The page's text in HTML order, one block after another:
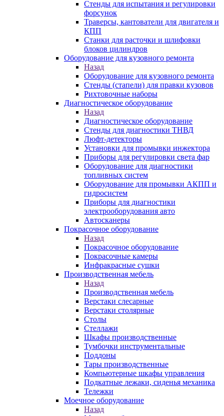
Стенды для испытания и регулировки
форсунок
Траверсы, кантователи для двигателя и
КПП
Станки для расточки и шлифовки
блоков цилиндров
Оборудование для кузовного ремонта
Назад
Оборудование для кузовного ремонта
Стенды (стапели) для правки кузовов
Рихтовочные наборы
Диагностическое оборудование
Назад
Диагностическое оборудование
Стенды для диагностики ТНВД
Люфт-детекторы
Установки для промывки инжектора
Приборы для регулировки света фар
Оборудование для диагностики
топливных систем
Оборудование для промывки АКПП и
гидросистем
Приборы для диагностики
электрооборудования авто
Автосканеры
Покрасочное оборудование
Назад
Покрасочное оборудование
Покрасочные камеры
Инфракрасные сушки
Производственная мебель
Назад
Производственная мебель
Верстаки слесарные
Верстаки столярные
Столы
Стеллажи
Шкафы производственные
Тумбочки инструментальные
Поддоны
Тары производственные
Компьютерные шкафы управления
Подкатные лежаки, сиденья механика
Тележки
Моечное оборудование
Назад